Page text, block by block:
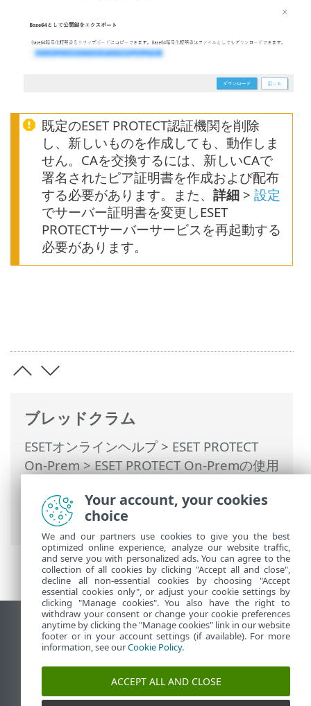
ブレッドクラム
ESETオンラインヘルプ> ESET PROTECT
On-Prem>ESET PROTECT On-Premの使用
> 詳細 >
証明書 >認証局> 公開鍵のエクス
ポート
既定のESET PROTECT認証機関を削除
し、新しいものを作成しても、動作しま
せん。CAを交換するには、新しいCAで
署名されたピア証明書を作成および配布
する必要があります。また、 詳細 > 設定
でサーバー証明書を変更しESET
PROTECTサーバーサービスを再起動する
必要があります。
デスクトップサイトの表示
End of Life
ESETナレッジベース
ESETフォーラム
Your account, your cookies
choice
We and our partners use cookies to give you the best
optimized online experience, analyze our website traffic,
and serve you with personalized ads. You can agree to the
collection of all cookies by clicking "Accept all and close",
decline all non-essential cookies by choosing "Accept
essential cookies only", or adjust your cookie settings by
clicking "Manage cookies". You also have the right to
withdraw your consent or change your cookie preferences
anytime by clicking the "Manage cookies" link in our website
footer or in your account settings (if available). For more
information, see ourCookie Policy.
ACCEPT ALL AND CLOSE